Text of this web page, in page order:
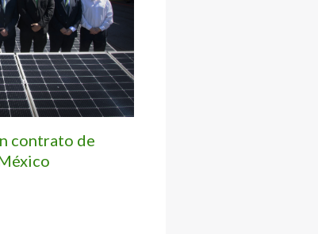
contrato de